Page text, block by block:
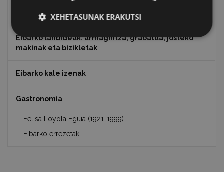
Eibar 1346-2021
Eibarko lanbideak: armagintza, grabatua, josteko
makinak eta bizikletak
Eibarko kale izenak
Gastronomia
Felisa Loyola Eguia (1921-1999)
Eibarko errezetak
XEHETASUNAK ERAKUTSI